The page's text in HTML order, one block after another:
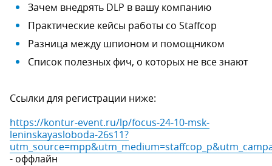
Зачем внедрять DLP в вашу компанию
Практические кейсы работы со Staffcop
Разница между шпионом и помощником
Список полезных фич, о которых не все знают
Ссылки для регистрации ниже:
https://kontur-event.ru/lp/focus-24-10-msk-
leninskayasloboda-26s11?
- оффлайн